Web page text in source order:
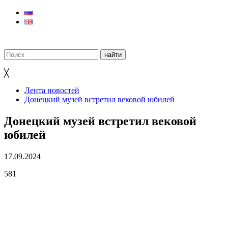
╳
Лента новостей
Донецкий музей встретил вековой юбилей
Донецкий музей встретил вековой
юбилей
17.09.2024
581